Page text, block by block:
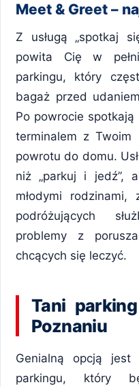
Meet & Greet –
Z usługą „spotkaj
powita Cię w
parkingu, który
bagaż przed
Po powrocie
terminalem z Twoim
powrotu do domu.
niż „parkuj i jedź”,
młodymi
podróżujących
problemy z
chcących się leczyć.
Tani
Poznaniu
Genialną opcją jest
parkingu, który